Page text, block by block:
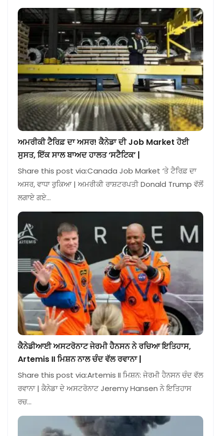
ਅਮਰੀਕੀ ਟੈਰਿਫ਼ ਦਾ ਅਸਰ! ਕੈਨੇਡਾ ਦੀ Job Market ਹੋਈ
ਸੁਸਤ, ਇੱਕ ਸਾਲ ਬਾਅਦ ਹਾਲਤ ‘ਸਟੈਟਿਕ’ |
Share this post via:Canada Job Market ‘ਤੇ ਟੈਰਿਫ਼ ਦਾ
ਅਸਰ, ਵਾਧਾ ਰੁਕਿਆ | ਅਮਰੀਕੀ ਰਾਸ਼ਟਰਪਤੀ Donald Trump ਵੱਲੋਂ
ਲਗਾਏ ਗਏ…
ਕੈਨੇਡੀਆਈ ਅਸਟਰੋਨਾਟ ਜੇਰਮੀ ਹੈਨਸਨ ਨੇ ਰਚਿਆ ਇਤਿਹਾਸ,
Artemis II ਮਿਸ਼ਨ ਨਾਲ ਚੰਦ ਵੱਲ ਰਵਾਨਾ |
Share this post via:Artemis II ਮਿਸ਼ਨ: ਜੇਰਮੀ ਹੈਨਸਨ ਚੰਦ ਵੱਲ
ਰਵਾਨਾ | ਕੈਨੇਡਾ ਦੇ ਅਸਟਰੋਨਾਟ Jeremy Hansen ਨੇ ਇਤਿਹਾਸ
ਰਚ…